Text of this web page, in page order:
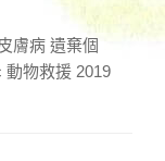
膚病 遺棄個
動物救援 2019